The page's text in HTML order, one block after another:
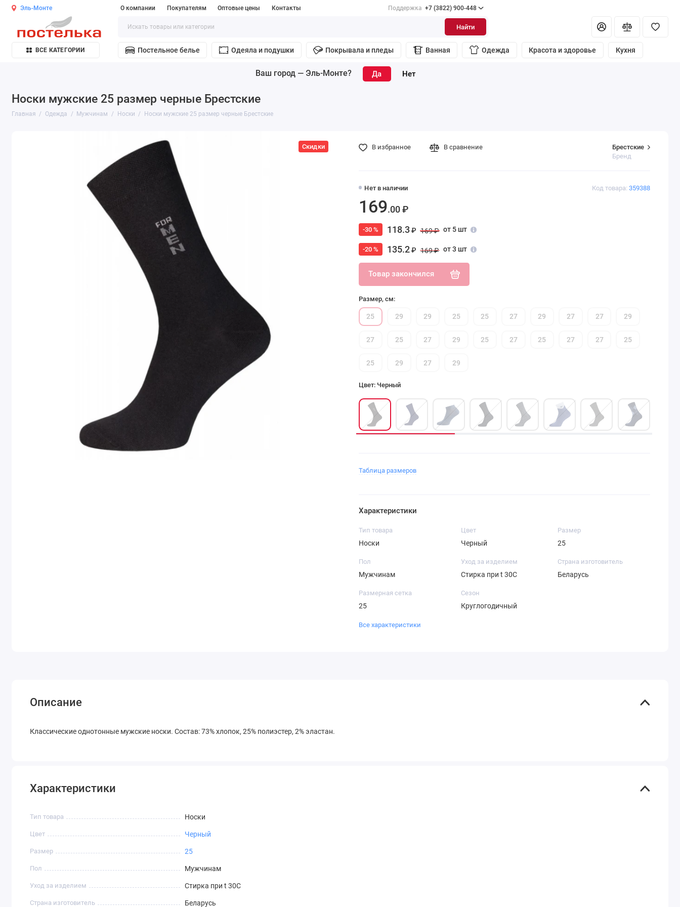
Эль-Монте О компании Покупателям Оптовые цены Контакты Поддержка +7 (3822) 900-448
Найти
ВСЕ КАТЕГОРИИ Постельное белье Одеяла и подушки Покрывала и пледы Ванная Одежда Красота и здоровье Кухня
Ваш город — Эль-Монте?
Носки мужские 25 размер черные Брестские
Главная Одежда Мужчинам Носки Носки мужские 25 размер черные Брестские
Скидки
Код товара: 359388
Брестские
Бренд
Нет в наличии
169.00 ₽
-30 % 118.3₽ 169 ₽ от 5 шт
-20 % 135.2₽ 169 ₽ от 3 шт
Товар закончился
Размер, см:
25 29 29 25 25 27 29 27 27 29
27 25 27 29 25 27 25 27 27 25
25 29 27 29
Цвет: Черный
В избранное В сравнение
Таблица размеров
Характеристики
Тип товара
Носки
Цвет
Черный
Размер
25
Пол
Мужчинам
Уход за изделием
Стирка при t 30С
Страна изготовитель
Беларусь
Размерная сетка
25
Сезон
Круглогодичный
Все характеристики
Описание
Классические однотонные мужские носки. Состав: 73% хлопок, 25% полиэстер, 2% эластан.
Характеристики
Тип товара Носки
Цвет Черный
Размер 25
Пол Мужчинам
Уход за изделием Стирка при t 30С
Страна изготовитель Беларусь